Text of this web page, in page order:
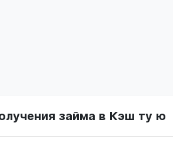
займа в Кэш ту ю